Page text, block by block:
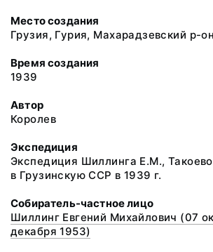
Место создания
Грузия, Гурия, Махарадзевский р-
Время создания
1939
Автор
Королев
Экспедиция
Экспедиция Шиллинга Е.М.,
в Грузинскую ССР в 1939 г.
Собиратель-частное лицо
Шиллинг Евгений Михайлович (07
декабря 1953)